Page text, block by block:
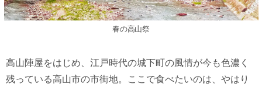
春の高山祭
高山陣屋をはじめ、江戸時代の城下町の風情が今も色濃く
残っている高山市の市街地。ここで食べたいのは、やはり